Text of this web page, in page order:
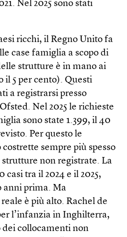
Nel 2025 sono stati
ricchi, il Regno Unito fa
case famiglia a scopo di
strutture è in mano ai
il 5 per cento). Questi
a registrarsi presso
Nel 2025 le richieste
sono state 1.399, il 40
Per questo le
sempre più spesso
non registrate. La
tra il 2024 e il 2025,
anni prima. Ma
è più alto. Rachel de
l’infanzia in Inghilterra,
dei collocamenti non